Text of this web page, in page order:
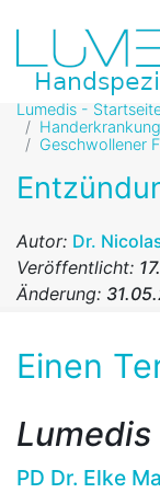
Lumedis -
Geschwollener
Autor: Dr.
Veröffentlicht:
Änderung:
Einen
PD Dr. Elke